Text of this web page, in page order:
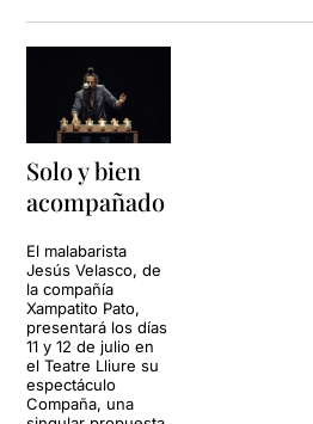
Solo y bien
acompañado
El malabarista
Jesús Velasco, de
la compañía
Xampatito Pato,
presentará los días
11 y 12 de julio en
el Teatre Lliure su
espectáculo
Compaña, una